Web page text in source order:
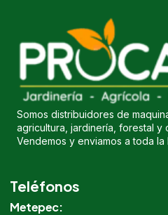
Somos distribuidores de
agricultura, jardinería, forestal y
Vendemos y enviamos a toda la
Teléfonos
Metepec: